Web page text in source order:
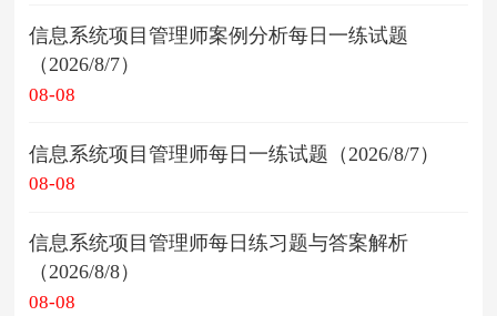
信息系统项目管理师案例分析每日一练试题
（2026/8/7）
08-08
信息系统项目管理师每日一练试题（2026/8/7）
08-08
信息系统项目管理师每日练习题与答案解析
（2026/8/8）
08-08